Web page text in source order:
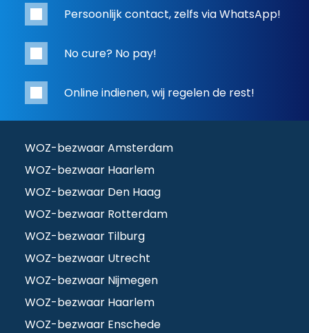
Persoonlijk contact, zelfs via WhatsApp!
No cure? No pay!
Online indienen, wij regelen de rest!
WOZ-bezwaar Amsterdam
WOZ-bezwaar Haarlem
WOZ-bezwaar Den Haag
WOZ-bezwaar Rotterdam
WOZ-bezwaar Tilburg
WOZ-bezwaar Utrecht
WOZ-bezwaar Nijmegen
WOZ-bezwaar Haarlem
WOZ-bezwaar Enschede